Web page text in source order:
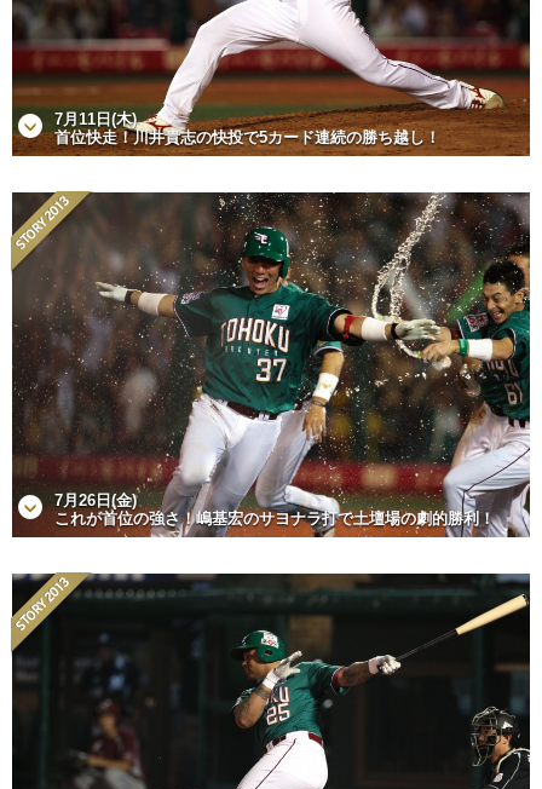
7月11日(木)
首位快走！川井貴志の快投で5カード連続の勝ち越し！
7月26日(金)
これが首位の強さ！嶋基宏のサヨナラ打で土壇場の劇的勝利！